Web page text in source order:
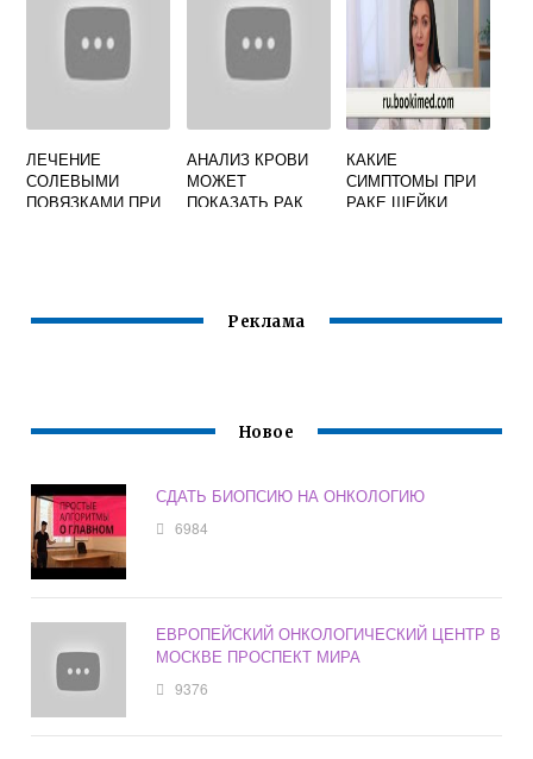
ЛЕЧЕНИЕ
СОЛЕВЫМИ
ПОВЯЗКАМИ ПРИ
АНАЛИЗ КРОВИ
МОЖЕТ
ПОКАЗАТЬ РАК
КАКИЕ
СИМПТОМЫ ПРИ
РАКЕ ШЕЙКИ
Реклама
Новое
СДАТЬ БИОПСИЮ НА ОНКОЛОГИЮ
6984
ЕВРОПЕЙСКИЙ ОНКОЛОГИЧЕСКИЙ ЦЕНТР В
МОСКВЕ ПРОСПЕКТ МИРА
9376